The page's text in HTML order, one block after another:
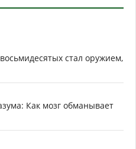
стал оружием,
Как мозг обманывает